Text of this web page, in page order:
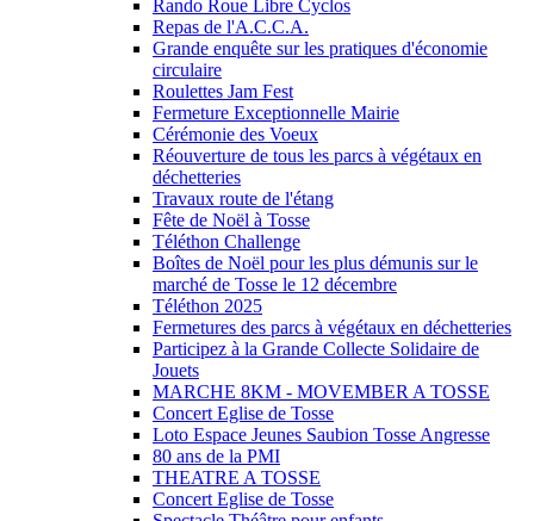
Rando Roue Libre Cyclos
Repas de l'A.C.C.A.
Grande enquête sur les pratiques d'économie
circulaire
Roulettes Jam Fest
Fermeture Exceptionnelle Mairie
Cérémonie des Voeux
Réouverture de tous les parcs à végétaux en
déchetteries
Travaux route de l'étang
Fête de Noël à Tosse
Téléthon Challenge
Boîtes de Noël pour les plus démunis sur le
marché de Tosse le 12 décembre
Téléthon 2025
Fermetures des parcs à végétaux en déchetteries
Participez à la Grande Collecte Solidaire de
Jouets
MARCHE 8KM - MOVEMBER A TOSSE
Concert Eglise de Tosse
Loto Espace Jeunes Saubion Tosse Angresse
80 ans de la PMI
THEATRE A TOSSE
Concert Eglise de Tosse